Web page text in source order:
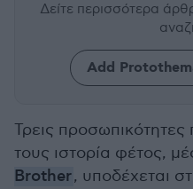
Δείτε περισσότερα
Add
Τρεις
τους ιστορία φέτος,
Brother, υποδέχεται